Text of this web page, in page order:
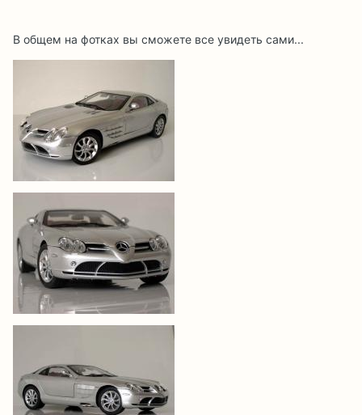
В общем на фотках вы сможете все увидеть сами...